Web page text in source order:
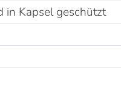
in Kapsel geschützt